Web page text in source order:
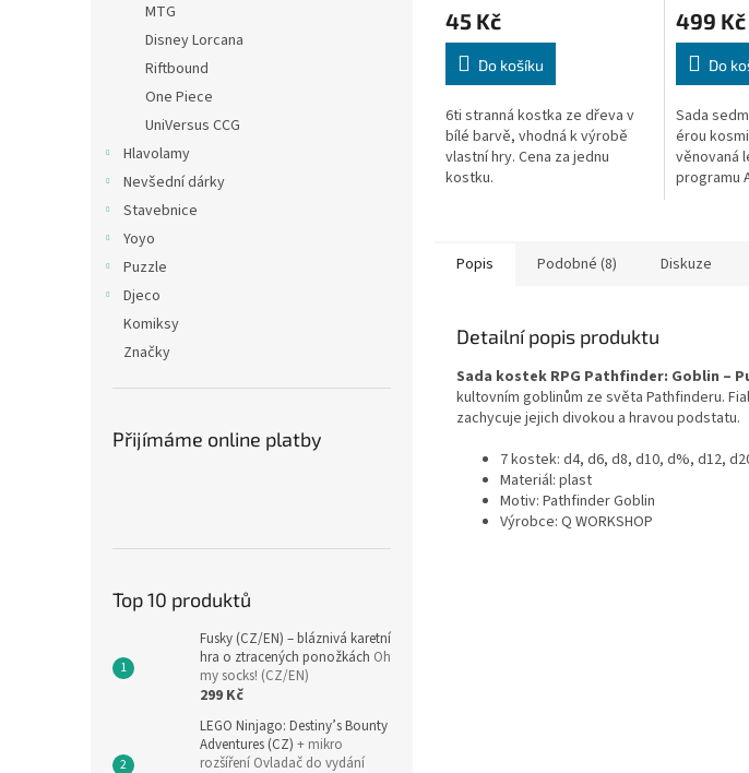
MTG
Disney Lorcana
Riftbound
One Piece
UniVersus CCG
Hlavolamy
Nevšední dárky
Stavebnice
Yoyo
Puzzle
Djeco
Komiksy
Značky
Přijímáme online platby
Top 10 produktů
Fusky (CZ/EN) – bláznivá karetní
hra o ztracených ponožkách Oh
my socks! (CZ/EN)
299 Kč
LEGO Ninjago: Destiny’s Bounty
Adventures (CZ) + mikro
rozšíření Ovladač do vydání
45 Kč
Do košíku
6ti stranná kostka ze dřeva v
bílé barvě, vhodná k výrobě
vlastní hry. Cena za jednu
kostku.
499 Kč
Do
Sada
érou
věnovaná
programu
Popis Podobné (8) Diskuze
Detailní popis produktu
Sada kostek RPG Pathfinder: Goblin –
kultovním goblinům ze světa Pathfinderu.
zachycuje jejich divokou a hravou podstatu.
7 kostek: d4, d6, d8, d10, d%, d12,
Materiál: plast
Motiv: Pathfinder Goblin
Výrobce: Q WORKSHOP